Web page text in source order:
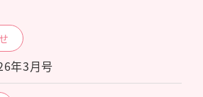
年3月号